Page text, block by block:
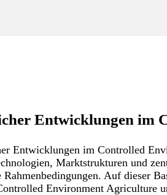
Entwicklungen
Entwicklungen im Controlled
Marktstrukturen und
Auf dieser
Environment Agriculture